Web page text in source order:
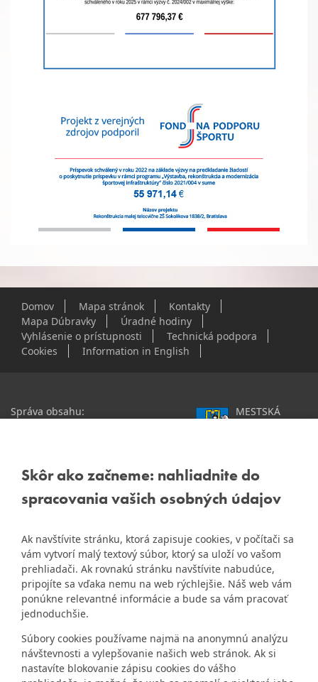
Skôr ako začneme: nahliadnite do
spracovania vašich osobných údajov
Ak navštívite stránku, ktorá zapisuje cookies, v počítači sa
vám vytvorí malý textový súbor, ktorý sa uloží vo vašom
prehliadači. Ak rovnakú stránku navštívite nabudúce,
pripojíte sa vďaka nemu na web rýchlejšie. Náš web vám
ponúkne relevantné informácie a bude sa vám pracovať
jednoduchšie.
Súbory cookies používame najmä na anonymnú analýzu
návštevnosti a vylepšovanie našich web stránok. Ak si
nastavíte blokovanie zápisu cookies do vášho
Domov Mapa stránok
Kontakty
Mapa Dúbravky
Úradné hodiny
Vyhlásenie o prístupnosti
Technická podpora
Cookies
Information in English
Správa obsahu:
Staršie informácie a dokumenty
starej stránke Dúbravky
Naša mestská časť získala 3.
miesto v súťažiZlatyErb.sk
o
najlepšiu internetovú stránku
samospráv za rok 2020
MESTSKÁ
Žatevná 2, 844 02
IČO: 00603406
DIČ: 2020919120
IČ DPH: Nie sme platca
DPH
Bankové spojenie:
a.s., Mlynské nivy 1, 829 90
Bratislava 25
Číslo účtu v tvare IBAN: